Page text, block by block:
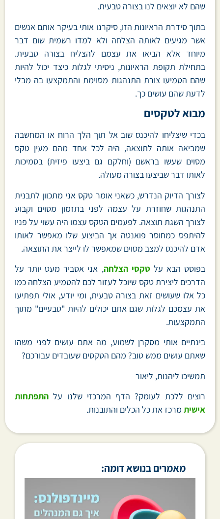
שהם לא יוצאים לנו בצורה טבעית.
בתוך סידרת הראיונות הזו, סיקרנו אותי בעיקר אותם אנשים
אשר מגיעים לאותה הצלחה ולא למדו רשמית שום דבר
מיוחד אלא הביאו את עצמם להצליח בצורה טבעית.
בתחילת תקופת הראיונות, ניסיתי לגלות כיצד יכול להיות
שהם הטמיעו צורת התנהגות מסוימת והתמקצעו בה מבלי
לדעת שהם עושים כך.
מבוא לטקסים
בכדי שיצליחו להיכנס שוב אל תוך הלך הרוח או המחשבה
שמביאה אותה לתוצאה, היה לכל אחד מהם מעין טקס
מסוים שעשו בראשם (וחלקם גם ביצעו פיזית) בסמיכות
לאותו דבר שביצעו בצורה מעולה.
לצורך הדיוק הנדרש, כשאני אומר טקס אני מתכוון לתבנית
התנהגות שחוזרת על עצמה לפני בתזמון מסוים וקבוע
לצורך השגת תוצאה. לפעמים הטקס עצמו היה עשוי על פניו
להיתפס כמחוסר פואנטה אך הביצוע שלו מאפשר לאותו
אדם להיכנס למצב מסוים שמאפשר לו לייצר את התוצאה.
בפוסט הבא עלטקסי הצלחה, אני אסביר מעט יותר על
הדרכים ליצירת טקס שיוכל לעזור לכם להטמיע הצלחה כמו
כל אלו שעושים זאת בצורה טבעית, ומי יודע, אולי תפתיעו
את עצמכם לגלות שגם אתם יכולים להיות "טבעיים" מתוך
התמקצעות.
בינתיים אותי מסקרן לשמוע, מה אתם עושים לפני משהו
שאתם עושים ממש טוב? מהם הטקסים שעובדים עבורכם?
תמשיכו ליהנות, ליאור
רוצים ללכת לעומק? הדף המרכזי שלנו על התפתחות
אישית מרכז את כל הכלים והתובנות.
מאמרים בנושא דומה: